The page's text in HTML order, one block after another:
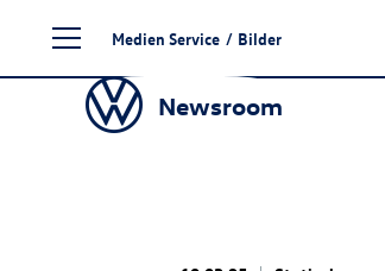
Seiteninhalt
springen
Medien Service / Bilder
Newsroom